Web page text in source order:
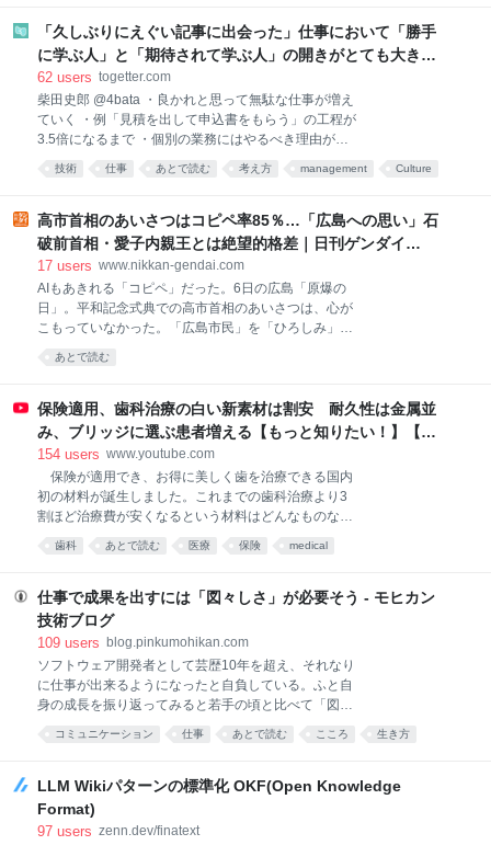
節目。Merchuは、なぜ今リブランディングを決めたの
か まず最初にお聞きしたいのですが、今回インタ
ビューを行うにあたって、楓さんから「ご自身のnote
で発信しようと思われた理由や想いがあれば、ぜひ教
えていただけますか？ noteは執筆者の思考やできごと
が深く丁寧に綴られていて、読者の方もそれをじっく
り読み込む文化があるイメージがあるので、自分の考
「久しぶりにえぐい記事に出会った」仕事において「勝手
に学ぶ人」と「期待されて学ぶ人」の開きがとても大き
い、という意見に共感が集まる
62 users togetter.com
柴田史郎 @4bata ・良かれと思って無駄な仕事が増え
ていく ・例「見積を出して申込書をもらう」の工程が
3.5倍になるまで ・個別の業務にはやるべき理由があ
るが、全体としては無駄が増えている ・定量化できな
い業務を無理に定量化しようとするからでは？ ・どう
note.com/4bata/n/n49e02… 2022-01-11 22:56:45
「勝手に学ぶ人」と「期待されて学ぶ人」の差が埋め
られない｜柴田史郎 ここ1年ぐらい感じていた「学び
ぶ人は、自分の周囲にある「学びに使えそうな仕事」
を探して自分の仕事にすることを繰り返す ・期待され
て学ぶ人は、上司と… 1569 users 5889 note（ノー
ト）
技術 仕事 あとで読む 考え方 management Culture
高市首相のあいさつはコピペ率85％…「広島への思い」石
破前首相・愛子内親王とは絶望的格差｜日刊ゲンダイ
DIGITAL
17 users www.nikkan-gendai.com
AIもあきれる「コピペ」だった。6日の広島「原爆の
日」。平和記念式典での高市首相のあいさつは、心が
こもっていなかった。「広島市民」を「ひろしみ」と
噛んだだけじゃない。相変わらずの定型文を読み上げ
たからだ。 高市首相が「政治の師」と仰ぐ安倍元首相
を比較させると、類似性は「85％」と判定した。〈唯
一の戦争被爆国として「核兵器のない世界」の実現に
向け〉〈「非核三原則」を堅持〉との表現は完全一
ぎない。 前任者は違った。昨年のあいさつの結びで、
石破前首相は「原爆歌人」と呼ばれた正田篠枝の短歌
を2度繰り返した。 「太き骨は先生ならむ そのそばに
小さきあたまの骨 あつまれり」 昨年は原爆投下から
返すまい」と
あとで読む
保険適用、歯科治療の白い新素材は割安 耐久性は金属並
み、ブリッジに選ぶ患者増える【もっと知りたい！】【グ
ッド！モーニング】(2026年8月3日)
154 users www.youtube.com
保険が適用でき、お得に美しく歯を治療できる国内
初の材料が誕生しました。これまでの歯科治療より3
割ほど治療費が安くなるという材料はどんなものなの
でしょうか。 ■歯科技工士の負担軽減に まるで本物
の歯のような自然な白さ。実はこれ、樹脂製のブロッ
高知に本社を構える歯科材料メーカーです。
YAMAKIN 加藤喬大主席研究員 「材料の中心、補強
材料としてガラス繊維製で作られた芯棒を配置してい
発したという両方を合わせてSHIN－BOW（シンボ
ー）という製品名になっている。歯を失った場合、保
険で白い歯でブリッジが製作可能」 ブリッジ治療と
は、虫歯などで歯を失った場合、その両隣の歯を土台
す。その
歯科 あとで読む 医療 保険 medical
仕事で成果を出すには「図々しさ」が必要そう - モヒカン
技術ブログ
109 users blog.pinkumohikan.com
ソフトウェア開発者として芸歴10年を超え、それなり
に仕事が出来るようになったと自負している。ふと自
身の成長を振り返ってみると若手の頃と比べて「図々
しさ」のようなもののレベルがかなり上がったように
感じている。それについて言語化してみる。 相手の都
頼した仕事の進捗が見えない」——よくある話だろ
う。ここで黙って待つのが丁寧だと考える人もいる
が、成果を出すためにはそれは明確に悪手である。 本
コミュニケーション 仕事 あとで読む こころ 生き方
LLM Wikiパターンの標準化 OKF(Open Knowledge
Format)
97 users zenn.dev/finatext